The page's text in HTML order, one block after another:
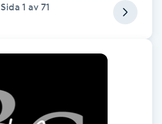
Sida 1 av 71